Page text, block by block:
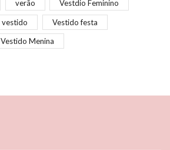
verão Vestdio Feminino
vestido Vestido festa
Vestido Menina